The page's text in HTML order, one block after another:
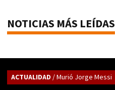
NOTICIAS MÁS LEÍDAS
ACTUALIDAD / Murió Jorge Messi